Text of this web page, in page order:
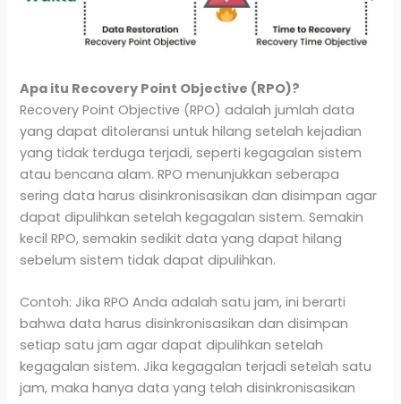
Apa itu Recovery Point Objective (RPO)?
Recovery Point Objective (RPO) adalah jumlah data
yang dapat ditoleransi untuk hilang setelah kejadian
yang tidak terduga terjadi, seperti kegagalan sistem
atau bencana alam. RPO menunjukkan seberapa
sering data harus disinkronisasikan dan disimpan agar
dapat dipulihkan setelah kegagalan sistem. Semakin
kecil RPO, semakin sedikit data yang dapat hilang
sebelum sistem tidak dapat dipulihkan.
Contoh: Jika RPO Anda adalah satu jam, ini berarti
bahwa data harus disinkronisasikan dan disimpan
setiap satu jam agar dapat dipulihkan setelah
kegagalan sistem. Jika kegagalan terjadi setelah satu
jam, maka hanya data yang telah disinkronisasikan